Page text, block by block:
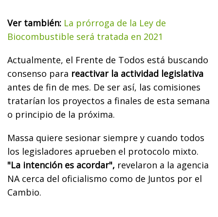
Ver también: La prórroga de la Ley de
Biocombustible será tratada en 2021
Actualmente, el Frente de Todos está buscando
consenso para reactivar la actividad legislativa
antes de fin de mes. De ser así, las comisiones
tratarían los proyectos a finales de esta semana
o principio de la próxima.
Massa quiere sesionar siempre y cuando todos
los legisladores aprueben el protocolo mixto.
"La intención es acordar", revelaron a la agencia
NA cerca del oficialismo como de Juntos por el
Cambio.